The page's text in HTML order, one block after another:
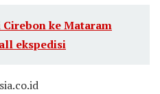
ke Mataram
ekspedisi